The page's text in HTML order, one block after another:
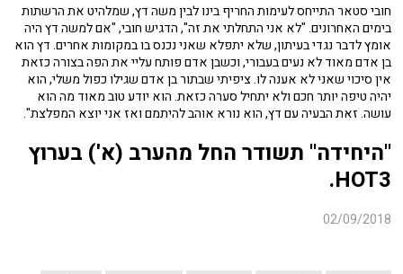
חובי סטאר התייחס לעימות החריף בינו לבין משה דץ, שמלהיט את הרשתות
בימים האחרונים. "לא אני התחלתי את זה", הדגיש חובי, "אם למשה דץ היה
אומץ לדבר נגדי בעיתון, שלא יתפלא שאני נכנס בו במקומות אחרים. דץ הוא
בן אדם מאוד לא נעים בעבורי, וכשבן אדם פותח עליי את הפה בצורה כזאת
אין סיכוי שאני לא אענה לו. ציפיתי שבתור בן אדם שגילו כפול משלי, הוא
יהיה טיפה יותר חכם ולא יתחיל סערה כזאת. הוא יודע טוב מאוד מה הוא
עושה. זאת הבעיה עם דץ, הוא נורא אוהב להיתמם ואז אני יוצא המפלצת".
"היחידה" תשודר החל מהערב (א') בערוץ
HOT3.
02/09/2018